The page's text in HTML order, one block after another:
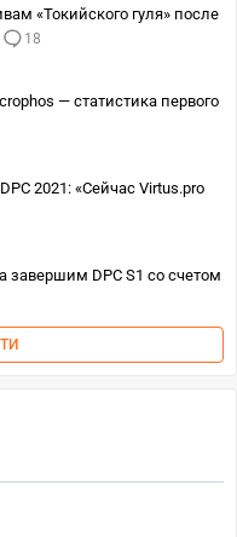
«Токийского гуля» после
18
— статистика первого
2021: «Сейчас Virtus.pro
завершим DPC S1 со счетом